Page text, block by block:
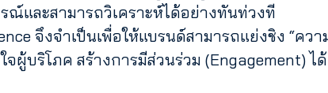
ณ์และสามารถวิเคราะห์ได้อย่างทันท่วงที
จึงจำเป็นเพื่อให้แบรนด์สามารถแย่งชิง “คว
จผู้บริโภค สร้างการมีส่วนร่วม (Engagement)